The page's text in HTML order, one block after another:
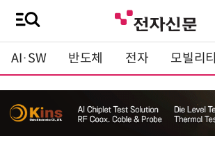
AI·SW 반도체 전자 모빌리티